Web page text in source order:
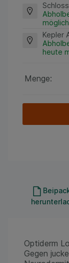
möglich
Kepler
heute
Menge:
Optiderm
Gegen